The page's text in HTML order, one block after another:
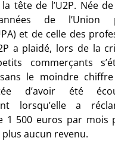
tête de l’U2P. Née
de l’Union
et de celle des
a plaidé, lors de la
commerçants
le moindre chiffre
d’avoir été
lorsqu’elle a
1 500 euros par mois
plus aucun revenu.